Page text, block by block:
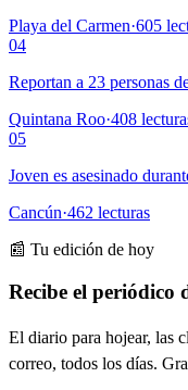
Playa del Carmen·605
04
Reportan a 23 personas
Quintana Roo·408
05
Joven es asesinado
Cancún·462 lecturas
📰 Tu edición de hoy
Recibe el periódico
El diario para hojear, las
correo, todos los días.